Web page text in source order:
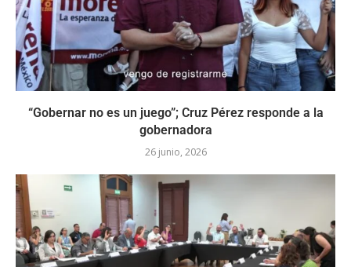
“Gobernar no es un juego”; Cruz Pérez responde a la
gobernadora
26 junio, 2026